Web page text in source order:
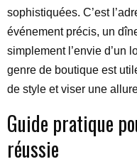
sophistiquées. C’est
événement précis, un
simplement l’envie d’un
genre de boutique est
de style et viser une
Guide pratique
réussie